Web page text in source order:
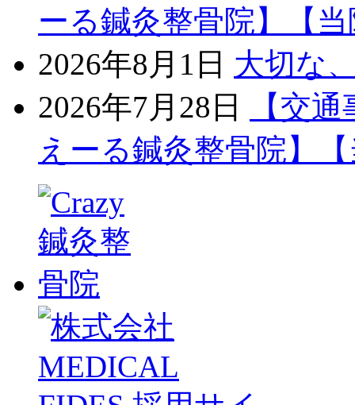
ーる鍼灸整骨院】【
2026年8月1日 大切な
2026年7月28日
【交
えーる鍼灸整骨院】